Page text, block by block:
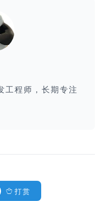
工程师，长期专注
打赏